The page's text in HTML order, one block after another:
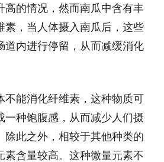
高的情况，然而南瓜中含有丰
素，当人体摄入南瓜后，这些
道内进行停留，从而减缓消化
不能消化纤维素，这种物质可
一种饱腹感，从而减少人们摄
除此之外，相较于其他种类的
素含量较高。这种微量元素不